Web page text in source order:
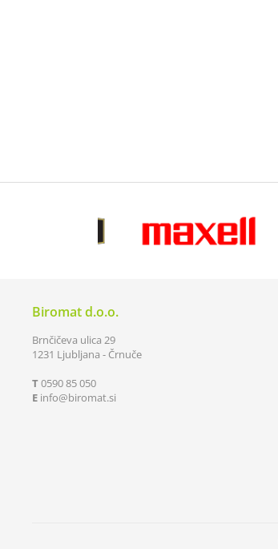
Biromat d.o.o.
Brnčičeva ulica 29
1231 Ljubljana - Črnuče
T0590 85 050
E info biromat.si